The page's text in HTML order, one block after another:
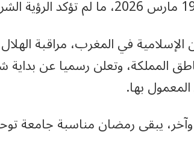
المملكة، وتعلن رسميا عن
بها.
وآخر، يبقى رمضان مناسبة جامعة